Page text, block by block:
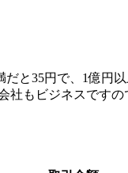
と35円で、1億円
社もビジネスです